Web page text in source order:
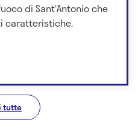
di Sant'Antonio che
caratteristiche.
tutte